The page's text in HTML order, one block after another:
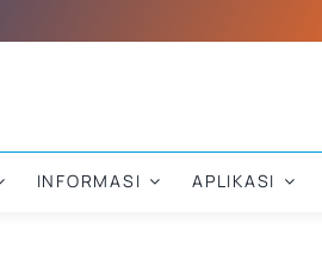
INFORMASI APLIKASI